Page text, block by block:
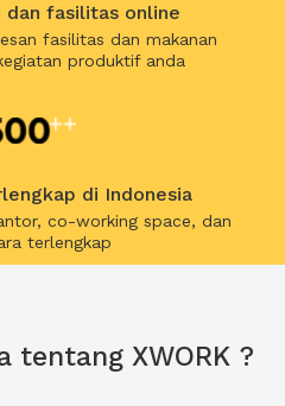
dan fasilitas online
fasilitas dan makanan
produktif anda
di Indonesia
co-working space, dan
terlengkap
tentang XWORK ?